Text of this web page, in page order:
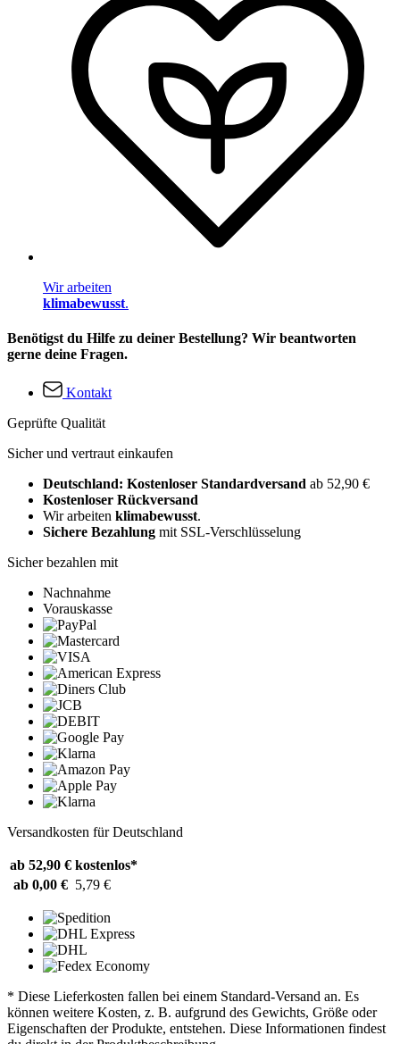
Wir arbeiten
klimabewusst.
Benötigst du Hilfe zu deiner Bestellung? Wir beantworten
gerne deine Fragen.
Kontakt
Geprüfte Qualität
Sicher und vertraut einkaufen
Deutschland: Kostenloser Standardversand ab 52,90 €
Kostenloser Rückversand
Wir arbeiten klimabewusst.
Sichere Bezahlung mit SSL-Verschlüsselung
Sicher bezahlen mit
Nachnahme
Vorauskasse
Versandkosten für Deutschland
ab 52,90 € kostenlos*
ab 0,00 € 5,79 €
* Diese Lieferkosten fallen bei einem Standard-Versand an. Es
können weitere Kosten, z. B. aufgrund des Gewichts, Größe oder
Eigenschaften der Produkte, entstehen. Diese Informationen findest